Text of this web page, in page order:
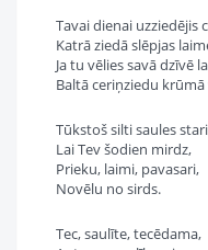
Tavai dienai uzziedējis
Katrā ziedā slēpjas
Ja tu vēlies savā dzīvē
Baltā ceriņziedu
Tūkstoš silti saules
Lai Tev šodien mirdz,
Prieku, laimi, pavasari,
Novēlu no sirds.
Tec, saulīte, tecēdama,